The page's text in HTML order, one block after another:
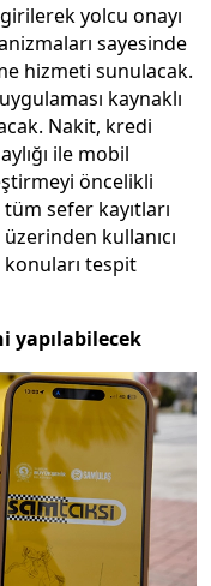
yolcu onayı
sayesinde
hizmeti sunulacak.
kaynaklı
Nakit, kredi
ile mobil
öncelikli
sefer kayıtları
kullanıcı
tespit
yapılabilecek